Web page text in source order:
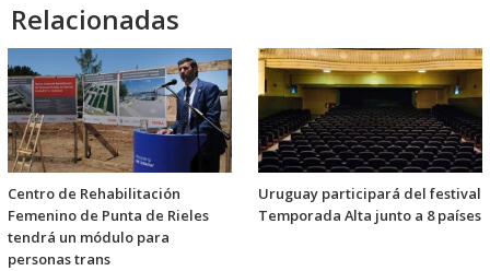
Relacionadas
Centro de Rehabilitación
Femenino de Punta de Rieles
tendrá un módulo para
personas trans
Uruguay participará del festival
Temporada Alta junto a 8 países